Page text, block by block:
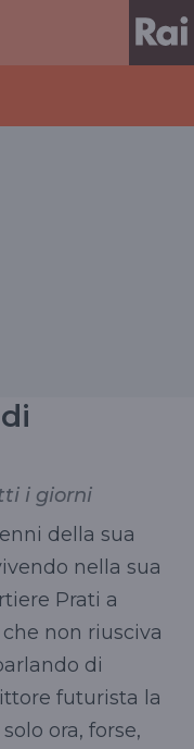
i giorni
della sua
nella sua
Prati a
non riusciva
di
futurista la
ora, forse,